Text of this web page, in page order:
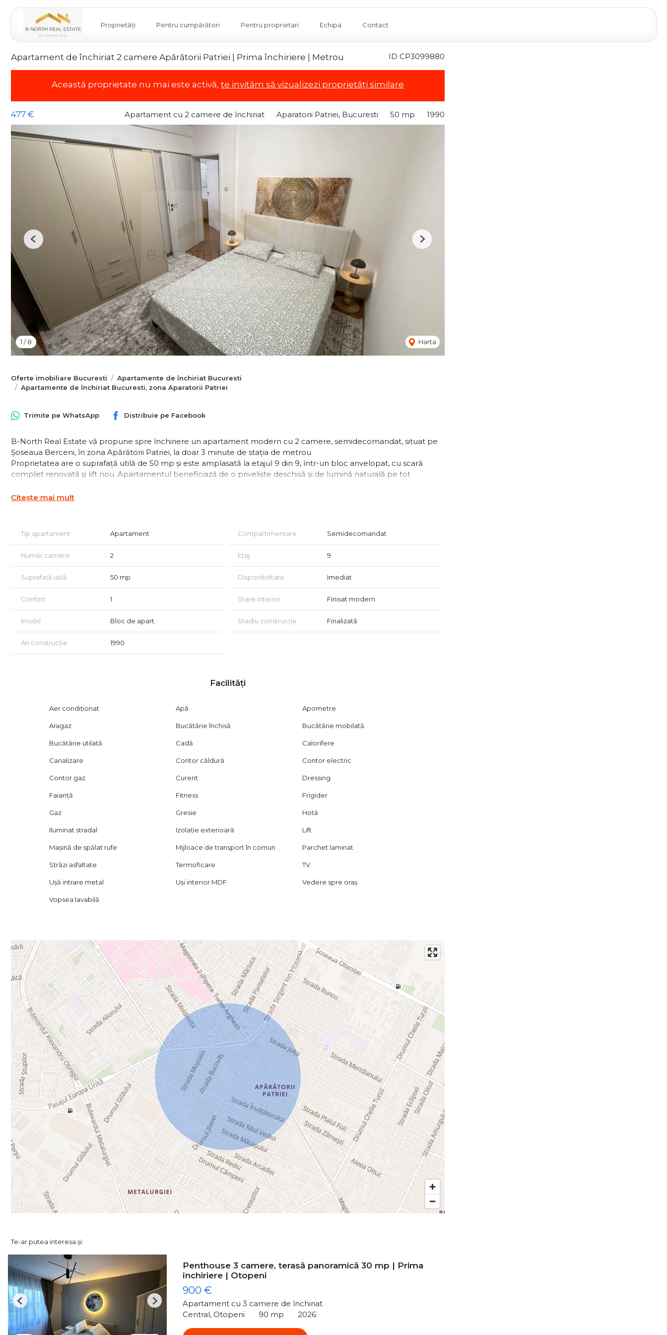
Proprietăți Pentru cumpărători Pentru proprietari Echipa Contact
ID CP3099880
Apartament de închiriat 2 camere Apărătorii Patriei | Prima închiriere | Metrou
Această proprietate nu mai este activă, te invităm să vizualizezi proprietăți similare
477 € Apartament cu 2 camere de închiriat Aparatorii Patriei, Bucuresti 50 mp 1990
1 /8 Harta
Previous Next
Oferte imobiliare Bucuresti
Apartamente de închiriat Bucuresti
Apartamente de închiriat Bucuresti, zona Aparatorii Patriei
Trimite pe WhatsApp Distribuie pe Facebook
B-North Real Estate vă propune spre închiriere un apartament modern cu 2 camere, semidecomandat, situat pe
Șoseaua Berceni, în zona Apărătorii Patriei, la doar 3 minute de stația de metrou.
Proprietatea are o suprafață utilă de 50 mp și este amplasată la etajul 9 din 9, într-un bloc anvelopat, cu scară
complet renovată și lift nou. Apartamentul beneficiază de o priveliște deschisă și de lumină naturală pe tot
Locuința a fost renovată recent și este la prima închiriere, fiind complet mobilată și utilată cu mobilier nou și
Apartament de închiriat 2 camere în Apărătorii Patriei
Compartimentare semidecomandată
Suprafață utilă: 50 mp
Etaj 9 din 9
Prima închiriere
Renovat recent
Mobilier nou
Electrocasnice noi
Balcon închis integrat în living
Două holuri
Cămară / debara
Beneficii și avantaje ale zonei:
Aproximativ 3 minute până la metrou Apărătorii Patriei
Acces rapid către mijloace de transport în comun
Școli și grădinițe în proximitate
Recomandat pentru:
Persoană singură
Persoane care caută un apartament modern aproape de metrou
Preț și condiții:
Chirie: 477 euro/lună - 2500 lei
Pentru detalii suplimentare și programarea unei vizionări, contactați B-North Real Estate.
Citește mai mult
Tip apartament Apartament Compartimentare Semidecomandat
Număr camere 2 Etaj 9
Suprafață utilă 50 mp Disponibilitate Imediat
Confort 1 Stare interior Finisat modern
Imobil Bloc de apart. Stadiu construcție Finalizată
An construcție 1990
Facilități
Aer condiționat Apă Apometre
Aragaz Bucătărie închisă Bucătărie mobilată
Bucătărie utilată Cadă Calorifere
Canalizare Contor căldură Contor electric
Contor gaz Curent Dressing
Faianță Fitness Frigider
Gaz Gresie Hotă
Iluminat stradal Izolație exterioară Lift
Mașină de spălat rufe Mijloace de transport în comun Parchet laminat
Străzi asfaltate Termoficare TV
Ușă intrare metal Uși interior MDF Vedere spre oraș
Vopsea lavabilă
Te-ar putea interesa și:
Previous Next
Penthouse 3 camere, terasă panoramică 30 mp | Prima
închiriere | Otopeni
900 €
Apartament cu 3 camere de închiriat
Central, Otopeni
90 mp 2026